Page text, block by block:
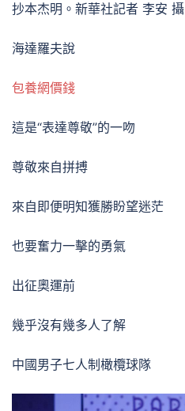
抄本杰明。新華社記者 李安 攝
海達羅夫說
包養網價錢
這是“表達尊敬”的一吻
尊敬來自拼搏
來自即便明知獲勝盼望迷茫
也要奮力一擊的勇氣
出征奧運前
幾乎沒有幾多人了解
中國男子七人制橄欖球隊